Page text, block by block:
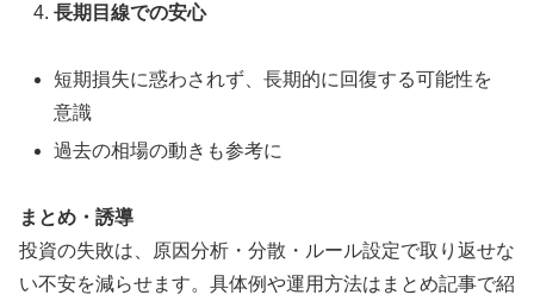
長期目線での安心
短期損失に惑わされず、長期的に回復する可能性を
意識
過去の相場の動きも参考に
まとめ・誘導
投資の失敗は、原因分析・分散・ルール設定で取り返せな
い不安を減らせます。具体例や運用方法はまとめ記事で紹